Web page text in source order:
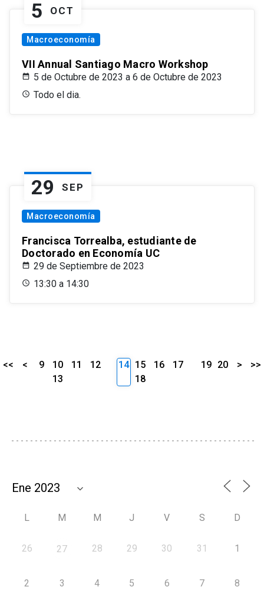
5 OCT
Macroeconomía
VII Annual Santiago Macro Workshop
5 de Octubre de 2023 a 6 de Octubre de 2023
Todo el dia.
29 SEP
Macroeconomía
Francisca Torrealba, estudiante de
Doctorado en Economía UC
29 de Septiembre de 2023
13:30 a 14:30
<< < 9 10 11
12
13
14 15 16
17
18
19 20 > >>
L M M J V S D
26 27 28 29 30 31 1
2 3 4 5 6 7 8